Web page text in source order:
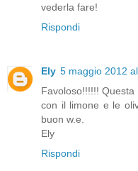
vederla fare!
Rispondi
Ely 5 maggio 2012
Favoloso!!!!!!
con il limone e le
buon w.e.
Ely
Rispondi